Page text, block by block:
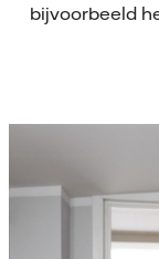
bijvoorbeeld